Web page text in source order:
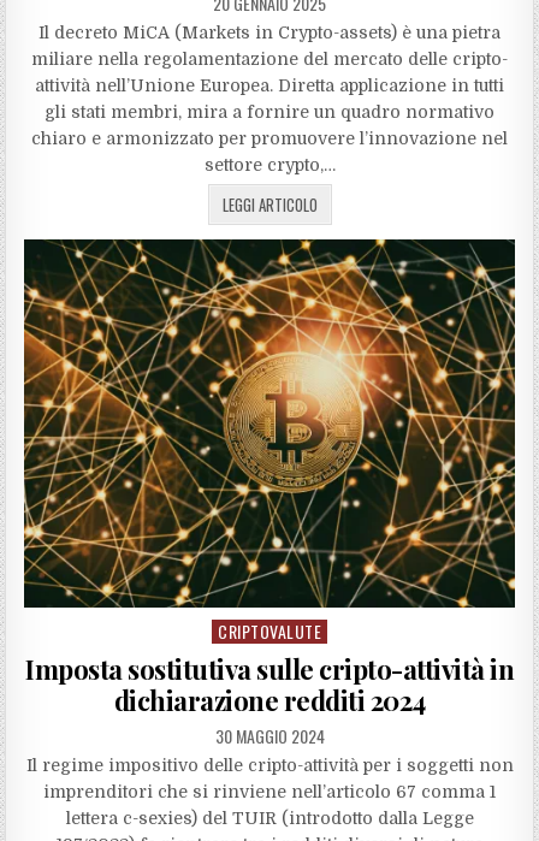
Il decreto MiCA (Markets in Crypto-assets) è una pietra
miliare nella regolamentazione del mercato delle cripto-
attività nell’Unione Europea. Diretta applicazione in tutti
gli stati membri, mira a fornire un quadro normativo
chiaro e armonizzato per promuovere l’innovazione nel
settore crypto,…
LEGGI ARTICOLO
Posted
in
CRIPTOVALUTE
Imposta sostitutiva sulle cripto-attività in
dichiarazione redditi 2024
30 MAGGIO 2024
Il regime impositivo delle cripto-attività per i soggetti non
imprenditori che si rinviene nell’articolo 67 comma 1
lettera c-sexies) del TUIR (introdotto dalla Legge